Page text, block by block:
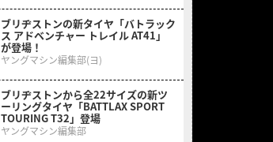
ブリヂストンの新タイヤ「バトラック
ス アドベンチャー トレイル AT41」
が登場！
ヤングマシン編集部(ヨ)
ブリヂストンから全22サイズの新ツ
ーリングタイヤ「BATTLAX SPORT
TOURING T32」登場
ヤングマシン編集部